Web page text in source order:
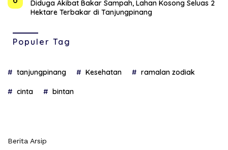
Diduga Akibat Bakar Sampah, Lahan Kosong Seluas 2
Hektare Terbakar di Tanjungpinang
Populer Tag
tanjungpinang Kesehatan ramalan zodiak
cinta bintan
Berita Arsip